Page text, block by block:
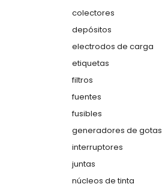
colectores
depósitos
electrodos de carga
etiquetas
filtros
fuentes
fusibles
generadores de gotas
interruptores
juntas
núcleos de tinta